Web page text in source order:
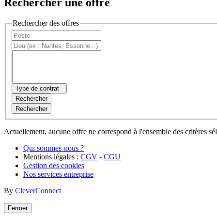
Rechercher des offres
Type de contrat
Rechercher
Rechercher
Actuellement, aucune offre ne correspond à l'ensemble des critères
Qui sommes-nous ?
Mentions légales : CGV - CGU
Gestion des cookies
Nos services entreprise
By CleverConnect
Fermer